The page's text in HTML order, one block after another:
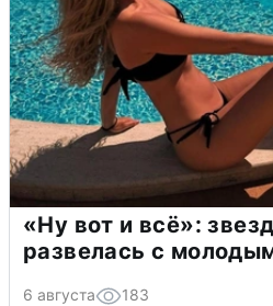
«Ну вот и всё»:
развелась с
6 августа 183